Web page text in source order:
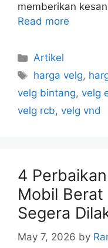
memberikan
Read more
Artikel
harga velg,
velg bintang, velg
velg rcb, velg vnd
4
Mobil
Segera
May 7, 2026 by